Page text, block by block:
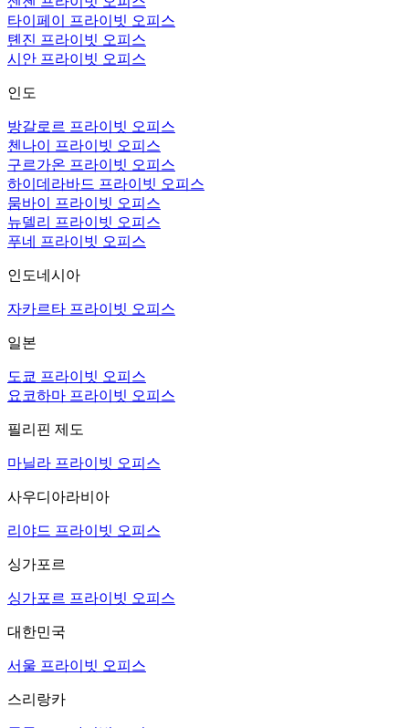
타이페이 프라이빗 오피스
톈진 프라이빗 오피스
시안 프라이빗 오피스
인도
방갈로르 프라이빗 오피스
첸나이 프라이빗 오피스
구르가온 프라이빗 오피스
하이데라바드 프라이빗 오피스
뭄바이 프라이빗 오피스
뉴델리 프라이빗 오피스
푸네 프라이빗 오피스
인도네시아
자카르타 프라이빗 오피스
일본
도쿄 프라이빗 오피스
요코하마 프라이빗 오피스
필리핀 제도
마닐라 프라이빗 오피스
사우디아라비아
리야드 프라이빗 오피스
싱가포르
싱가포르 프라이빗 오피스
대한민국
서울 프라이빗 오피스
스리랑카